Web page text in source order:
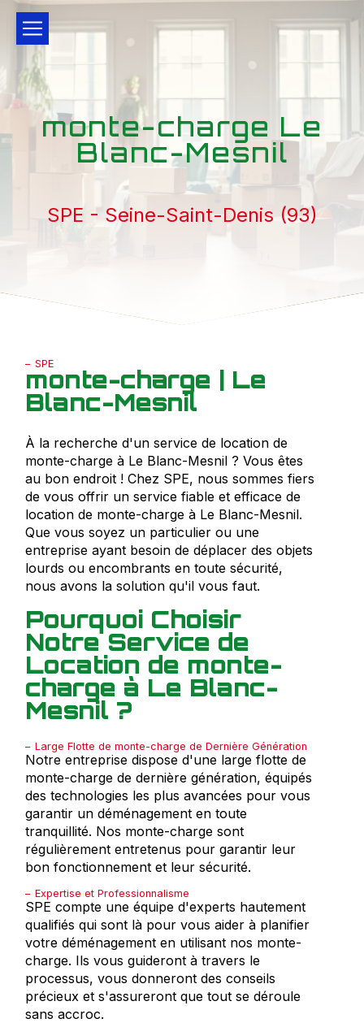
monte-charge Le
Blanc-Mesnil
SPE - Seine-Saint-Denis (93)
SPE
monte-charge | Le
Blanc-Mesnil
À la recherche d'un service de location de
monte-charge à Le Blanc-Mesnil ? Vous êtes
au bon endroit ! Chez SPE, nous sommes fiers
de vous offrir un service fiable et efficace de
location de monte-charge à Le Blanc-Mesnil.
Que vous soyez un particulier ou une
entreprise ayant besoin de déplacer des objets
lourds ou encombrants en toute sécurité,
nous avons la solution qu'il vous faut.
Pourquoi Choisir
Notre Service de
Location de monte-
charge à Le Blanc-
Mesnil ?
Large Flotte de monte-charge de Dernière Génération
Notre entreprise dispose d'une large flotte de
monte-charge de dernière génération, équipés
des technologies les plus avancées pour vous
garantir un déménagement en toute
tranquillité. Nos monte-charge sont
régulièrement entretenus pour garantir leur
bon fonctionnement et leur sécurité.
Expertise et Professionnalisme
SPE compte une équipe d'experts hautement
qualifiés qui sont là pour vous aider à planifier
votre déménagement en utilisant nos monte-
charge. Ils vous guideront à travers le
processus, vous donneront des conseils
précieux et s'assureront que tout se déroule
sans accroc.
Panneau de gestion des cookies